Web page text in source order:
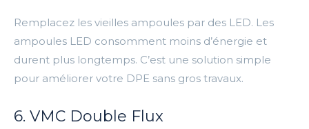
Remplacez les vieilles ampoules par des LED. Les
ampoules LED consomment moins d’énergie et
durent plus longtemps. C’est une solution simple
pour améliorer votre DPE sans gros travaux.
6. VMC Double Flux